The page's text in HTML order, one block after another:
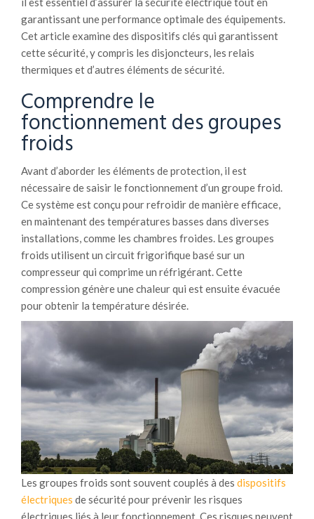
garantissant une performance optimale des équipements.
Cet article examine des dispositifs clés qui garantissent
cette sécurité, y compris les disjoncteurs, les relais
thermiques et d’autres éléments de sécurité.
Comprendre le
fonctionnement des groupes
froids
Avant d’aborder les éléments de protection, il est
nécessaire de saisir le fonctionnement d’un groupe froid.
Ce système est conçu pour refroidir de manière efficace,
en maintenant des températures basses dans diverses
installations, comme les chambres froides. Les groupes
froids utilisent un circuit frigorifique basé sur un
compresseur qui comprime un réfrigérant. Cette
compression génère une chaleur qui est ensuite évacuée
pour obtenir la température désirée.
Les groupes froids sont souvent couplés à des dispositifs
électriques de sécurité pour prévenir les risques
électriques liés à leur fonctionnement. Ces risques peuvent